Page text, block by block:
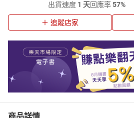
出貨速度 1 天回應率57%
追蹤店家